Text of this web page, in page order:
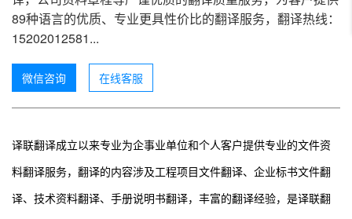
89种语言的优质、专业更具性价比的翻译服务，翻译热线：
15202012581...
微信咨询 在线客服
译联翻译成立以来专业为企事业单位和个人客户提供专业的文件资
料翻译服务，翻译的内容涉及工程项目文件翻译、企业标书文件翻
译、技术资料翻译、手册说明书翻译，丰富的翻译经验，是译联翻